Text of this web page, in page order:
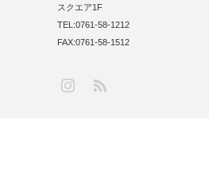
スクエア1F
TEL:0761-58-1212
FAX:0761-58-1512
Instagram